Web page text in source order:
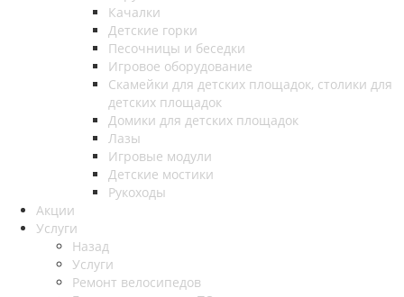
Качалки
Детские горки
Песочницы и беседки
Игровое оборудование
Скамейки для детских площадок, столики для
детских площадок
Домики для детских площадок
Лазы
Игровые модули
Детские мостики
Рукоходы
Акции
Услуги
Назад
Услуги
Ремонт велосипедов